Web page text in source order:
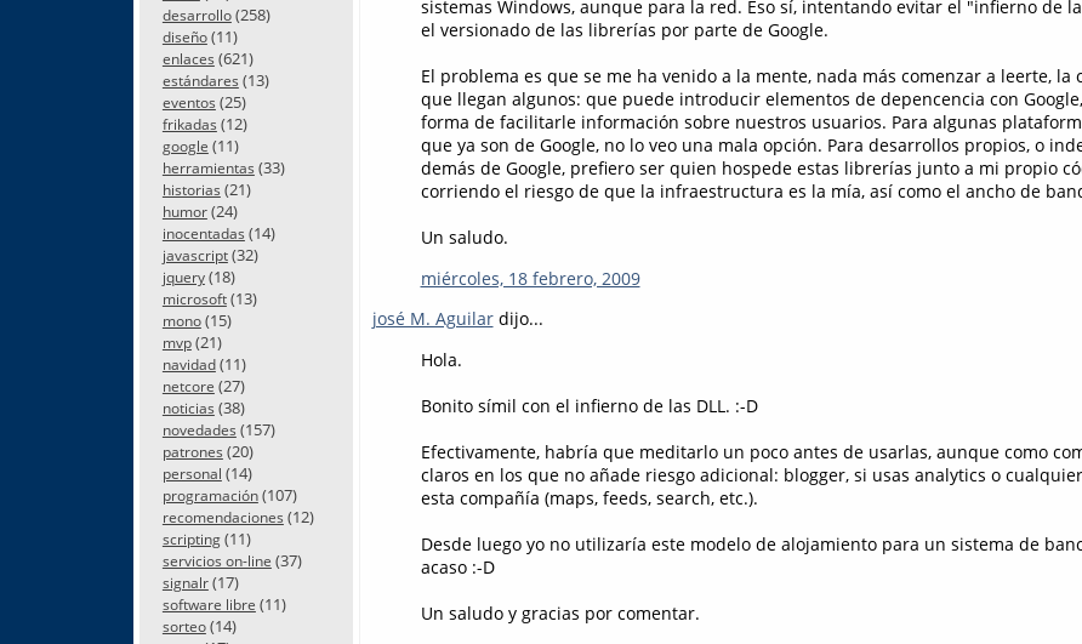
desarrollo(258)
diseño(11)
enlaces (621)
estándares (13)
eventos (25)
frikadas (12)
google (11)
herramientas (33)
historias (21)
humor(24)
inocentadas (14)
javascript(32)
jquery(18)
microsoft(13)
mono(15)
mvp(21)
navidad(11)
netcore (27)
noticias (38)
novedades (157)
patrones (20)
personal (14)
programación(107)
recomendaciones (12)
scripting(11)
servicios on-line (37)
signalr(17)
software libre (11)
sorteo(14)
sistemas Windows, aunque para la red. Eso sí, intentando evitar el "infierno de
el versionado de las librerías por parte de Google.
El problema es que se me ha venido a la mente, nada más comenzar a leerte, la
que llegan algunos: que puede introducir elementos de depencencia con
forma de facilitarle información sobre nuestros usuarios. Para algunas
que ya son de Google, no lo veo una mala opción. Para desarrollos propios, o
demás de Google, prefiero ser quien hospede estas librerías junto a mi propio
corriendo el riesgo de que la infraestructura es la mía, así como el ancho de
Un saludo.
miércoles, 18 febrero, 2009
josé M. Aguilardijo...
Hola.
Bonito símil con el infierno de las DLL. :-D
Efectivamente, habría que meditarlo un poco antes de usarlas, aunque como
claros en los que no añade riesgo adicional: blogger, si usas analytics o
esta compañía (maps, feeds, search, etc.).
Desde luego yo no utilizaría este modelo de alojamiento para un sistema de
acaso :-D
Un saludo y gracias por comentar.